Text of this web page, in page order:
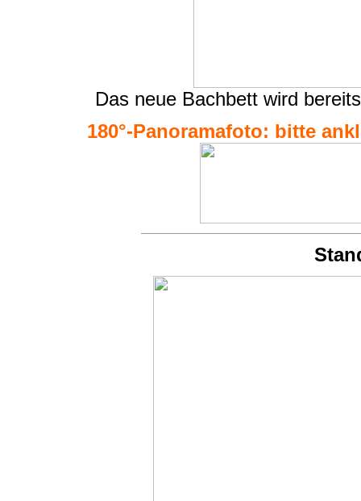
Das neue Bachbett wird
180°-Panoramafoto: bitte